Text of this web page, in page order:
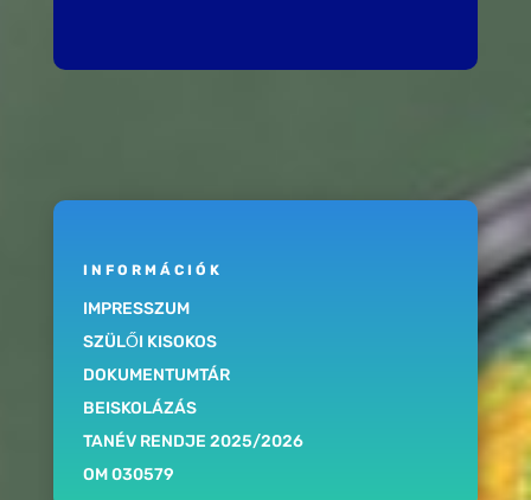
INFORMÁCIÓK
IMPRESSZUM
SZÜLŐI KISOKOS
DOKUMENTUMTÁR
BEISKOLÁZÁS
TANÉV RENDJE 2025/2026
OM 030579